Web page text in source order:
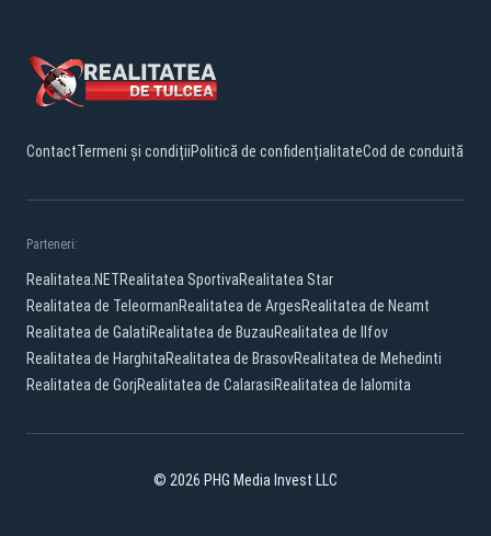
ContactTermeni și condițiiPolitică de confidențialitateCod de conduită
Parteneri:
Realitatea.NETRealitatea SportivaRealitatea Star
Realitatea de TeleormanRealitatea de ArgesRealitatea de Neamt
Realitatea de GalatiRealitatea de BuzauRealitatea de Ilfov
Realitatea de HarghitaRealitatea de BrasovRealitatea de Mehedinti
Realitatea de GorjRealitatea de CalarasiRealitatea de Ialomita
© 2026 PHG Media Invest LLC